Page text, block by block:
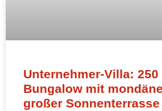
Unternehmer-Villa: 250
Bungalow mit
großer Sonnenterrasse